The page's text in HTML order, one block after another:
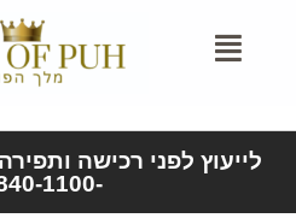
לייעוץ לפני רכישה
-053-840-1100